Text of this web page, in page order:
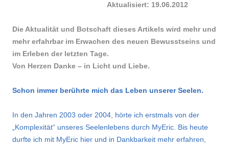
Aktualisiert: 19.06.2012
Die Aktualität und Botschaft dieses Artikels wird mehr und
mehr erfahrbar im Erwachen des neuen Bewusstseins und
im Erleben der letzten Tage.
Von Herzen Danke – in Licht und Liebe.
Schon immer berührte mich das Leben unserer Seelen.
In den Jahren 2003 oder 2004, hörte ich erstmals von der
„Komplexität“ unseres Seelenlebens durch MyEric. Bis heute
durfte ich mit MyEric hier und in Dankbarkeit mehr erfahren,